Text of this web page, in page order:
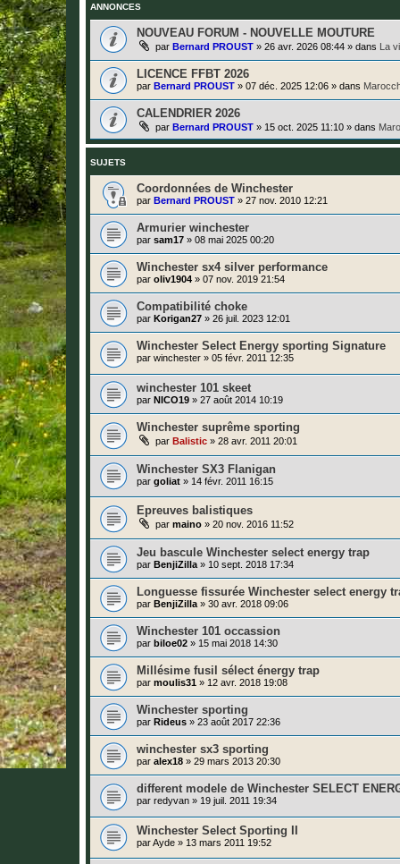
ANNONCES
NOUVEAU FORUM - NOUVELLE MOUTURE
par Bernard PROUST » 26 avr. 2026 08:44 » dans La
LICENCE FFBT 2026
par Bernard PROUST » 07 déc. 2025 12:06 » dans
CALENDRIER 2026
par Bernard PROUST » 15 oct. 2025 11:10 » dans
SUJETS
Coordonnées de Winchester
par Bernard PROUST » 27 nov. 2010 12:21
Armurier winchester
par sam17 » 08 mai 2025 00:20
Winchester sx4 silver performance
par oliv1904 » 07 nov. 2019 21:54
Compatibilité choke
par Korigan27 » 26 juil. 2023 12:01
Winchester Select Energy sporting Signature
par winchester » 05 févr. 2011 12:35
winchester 101 skeet
par NICO19 » 27 août 2014 10:19
Winchester suprême sporting
par Balistic » 28 avr. 2011 20:01
Winchester SX3 Flanigan
par goliat » 14 févr. 2011 16:15
Epreuves balistiques
par maino » 20 nov. 2016 11:52
Jeu bascule Winchester select energy trap
par BenjiZilla » 10 sept. 2018 17:34
Longuesse fissurée Winchester select energy
par BenjiZilla » 30 avr. 2018 09:06
Winchester 101 occassion
par biloe02 » 15 mai 2018 14:30
Millésime fusil sélect énergy trap
par moulis31 » 12 avr. 2018 19:08
Winchester sporting
par Rideus » 23 août 2017 22:36
winchester sx3 sporting
par alex18 » 29 mars 2013 20:30
different modele de Winchester SELECT
par redyvan » 19 juil. 2011 19:34
Winchester Select Sporting II
parAyde » 13 mars 2011 19:52